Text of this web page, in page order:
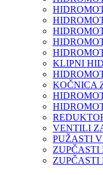
KLIPNI
KOČNICA
VENTILI
PUŽASTI
ZUPČASTI
ZUPČASTI